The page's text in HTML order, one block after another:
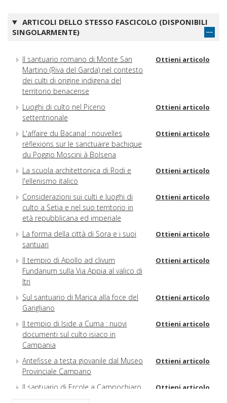
ARTICOLI DELLO STESSO FASCICOLO (DISPONIBILI
SINGOLARMENTE)
Il santuario romano di Monte San
Martino (Riva del Garda) nel contesto
dei culti di origine indigena del
territorio benacense
Ottieni articolo
Luoghi di culto nel Piceno
settentrionale
Ottieni articolo
L'affaire du Bacanal : nouvelles
réflexions sur le sanctuaire bachique
du Poggio Moscini à Bolsena
Ottieni articolo
La scuola architettonica di Rodi e
l'ellenismo italico
Ottieni articolo
Considerazioni sui culti e luoghi di
culto a Setia e nel suo territorio in
età repubblicana ed imperiale
Ottieni articolo
La forma della città di Sora e i suoi
santuari
Ottieni articolo
Il tempio di Apollo ad clivum
Fundanum sulla Via Appia al valico di
Itri
Ottieni articolo
Sul santuario di Marica alla foce del
Garigliano
Ottieni articolo
Il tempio di Iside a Cuma : nuovi
documenti sul culto isiaco in
Campania
Ottieni articolo
Antefisse a testa giovanile dal Museo
Provinciale Campano
Ottieni articolo
Il santuario di Ercole a Campochiaro Ottieni articolo